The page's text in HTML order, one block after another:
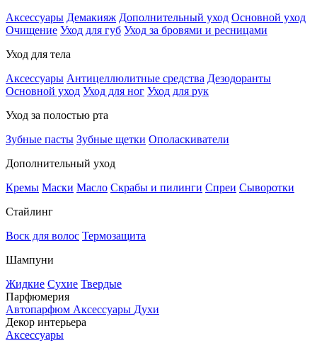
Аксессуары Демакияж Дополнительный уход Основной уход
Очищение Уход для губ Уход за бровями и ресницами
Уход для тела
Аксессуары Антицеллюлитные средства Дезодоранты
Основной уход Уход для ног Уход для рук
Уход за полостью рта
Зубные пасты Зубные щетки Ополаскиватели
Дополнительный уход
Кремы Маски Масло Скрабы и пилинги Спреи Сыворотки
Стайлинг
Воск для волос Термозащита
Шампуни
Жидкие Сухие Твердые
Парфюмерия
Автопарфюм Аксессуары Духи
Декор интерьера
Аксессуары